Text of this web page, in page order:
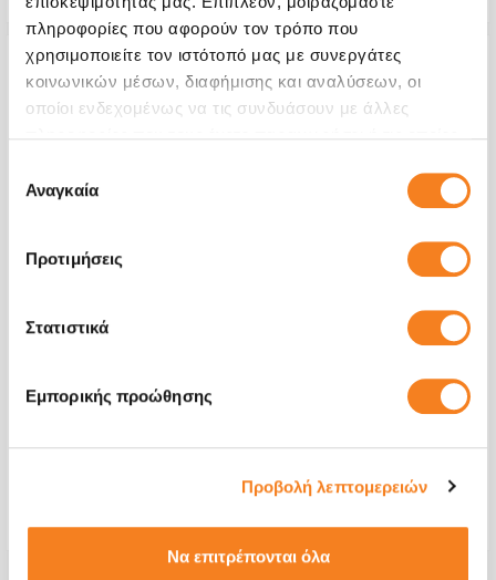
πληροφορίες που αφορούν τον τρόπο που
χρησιμοποιείτε τον ιστότοπό μας με συνεργάτες
κοινωνικών μέσων, διαφήμισης και αναλύσεων, οι
οποίοι ενδεχομένως να τις συνδυάσουν με άλλες
των υπηρεσιών τους.
συγκατάθεσης
Αναγκαία
Προτιμήσεις
Στατιστικά
Εμπορικής προώθησης
Προβολή λεπτομερειών
Να επιτρέπονται όλα
€36,29